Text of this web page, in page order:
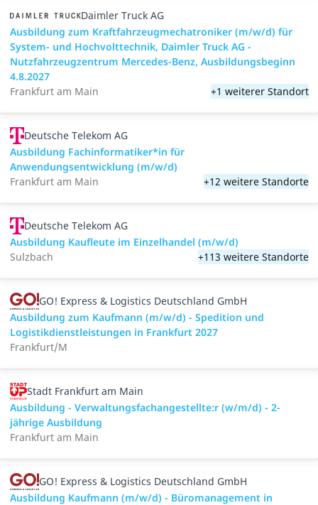
Daimler Truck AG
Ausbildung zum Kraftfahrzeugmechatroniker (m/w/d) für
System- und Hochvolttechnik, Daimler Truck AG -
Nutzfahrzeugzentrum Mercedes-Benz, Ausbildungsbeginn
4.8.2027
Frankfurt am Main
+1 weiterer Standort
Deutsche Telekom AG
Ausbildung Fachinformatiker*in für
Anwendungsentwicklung (m/w/d)
Frankfurt am Main
+12 weitere Standorte
Deutsche Telekom AG
Ausbildung Kaufleute im Einzelhandel (m/w/d)
Sulzbach
+113 weitere Standorte
GO! Express & Logistics Deutschland GmbH
Ausbildung zum Kaufmann (m/w/d) - Spedition und
Logistikdienstleistungen in Frankfurt 2027
Frankfurt/M
Stadt Frankfurt am Main
Ausbildung - Verwaltungsfachangestellte:r (w/m/d) - 2-
jährige Ausbildung
Frankfurt am Main
GO! Express & Logistics Deutschland GmbH
Ausbildung Kaufmann (m/w/d) - Büromanagement in